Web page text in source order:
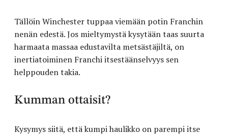
Tällöin Winchester tuppaa viemään potin Franchin
nenän edestä. Jos mieltymystä kysytään taas suurta
harmaata massaa edustavilta metsästäjiltä, on
inertiatoiminen Franchi itsestäänselvyys sen
helppouden takia.
Kumman ottaisit?
Kysymys siitä, että kumpi haulikko on parempi itse